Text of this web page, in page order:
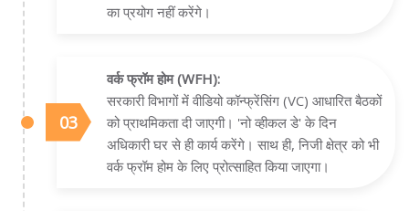
का प्रयोग नहीं करेंगे।
वर्क फ्रॉम होम (WFH):
सरकारी विभागों में वीडियो कॉन्फ्रेंसिंग (VC) आधारित बैठकों
को प्राथमिकता दी जाएगी। 'नो व्हीकल डे' के दिन
अधिकारी घर से ही कार्य करेंगे। साथ ही, निजी क्षेत्र को भी
वर्क फ्रॉम होम के लिए प्रोत्साहित किया जाएगा।